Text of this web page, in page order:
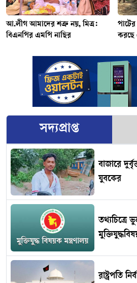
আ.লীগ আমাদের শত্রু নয়, মিত্র:
বিএনপির এমপি নাছির
করছে
সদ্যপ্রাপ্ত
বাজারে
যুবকের
তথ্যচিত্রে
রাষ্ট্রপতি